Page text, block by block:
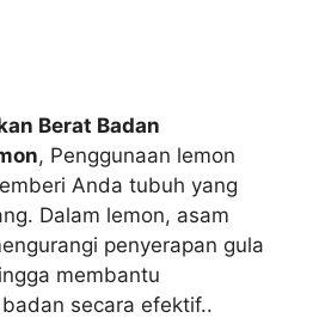
Berat Badan
, Penggunaan lemon
Anda tubuh yang
Dalam lemon, asam
penyerapan gula
membantu
secara efektif..